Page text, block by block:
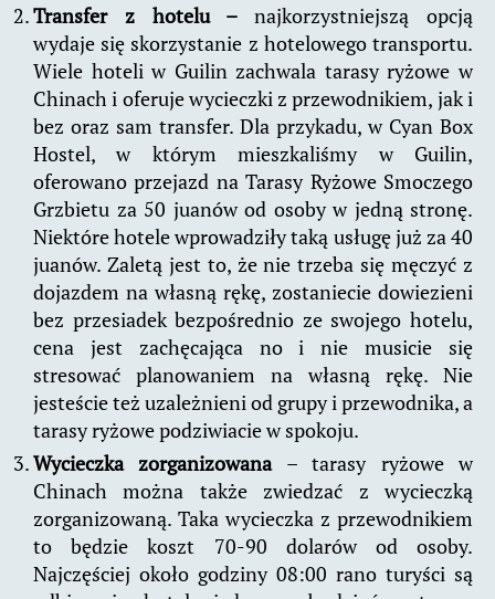
Transfer z hotelu –najkorzystniejszą opcją
wydaje się skorzystanie z hotelowego transportu.
Wiele hoteli w Guilin zachwala tarasy ryżowe w
Chinach i oferuje wycieczki z przewodnikiem, jak i
bez oraz sam transfer. Dla przykadu, w Cyan Box
Hostel, w którym mieszkaliśmy w Guilin,
oferowano przejazd na Tarasy Ryżowe Smoczego
Grzbietu za 50 juanów od osoby w jedną stronę.
Niektóre hotele wprowadziły taką usługę już za 40
juanów. Zaletą jest to, że nie trzeba się męczyć z
dojazdem na własną rękę, zostaniecie dowiezieni
bez przesiadek bezpośrednio ze swojego hotelu,
cena jest zachęcająca no i nie musicie się
stresować planowaniem na własną rękę. Nie
jesteście też uzależnieni od grupy i przewodnika, a
tarasy ryżowe podziwiacie w spokoju.
Wycieczka zorganizowana– tarasy ryżowe w
Chinach można także zwiedzać z wycieczką
zorganizowaną. Taka wycieczka z przewodnikiem
to będzie koszt 70-90 dolarów od osoby.
Najczęściej około godziny 08:00 rano turyści są